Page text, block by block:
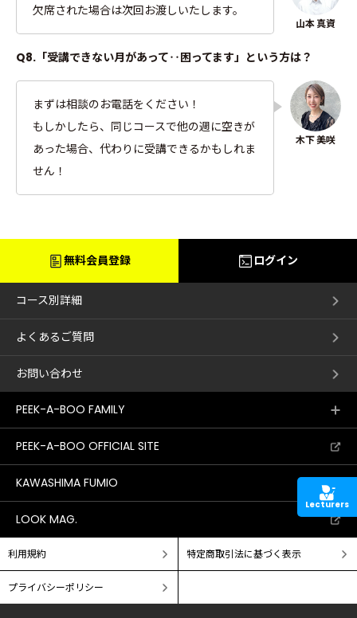
欠席された場合は次回お渡しいたします。
Q8.「受講できない月があって‥困ってます」という方は？
まずは相談のお電話をください！
もしかしたら、同じコースで他の週に空きが
あった場合、代わりに受講できるかもしれま
せん！
Lecturers
無料会員登録 ログイン
コース別詳細
よくあるご質問
お問い合わせ
PEEK-A-BOO FAMILY
PEEK-A-BOO OFFICIAL SITE
KAWASHIMA FUMIO
LOOK MAG.
利用規約 特定商取引法に基づく表示
プライバシーポリシー